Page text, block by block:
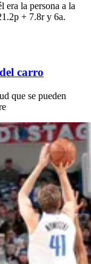
era la persona a la
+ 7.8r y 6a.
carro
que se pueden